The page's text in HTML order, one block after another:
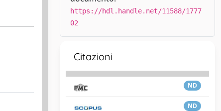
https://hdl.handle.net/11588/1777
02
Citazioni
ND
ND